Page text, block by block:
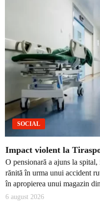
SOCIAL
Impact violent la
O pensionară a ajuns la
rănită în urma unui accident
în apropierea unui magazin
6 august 2026